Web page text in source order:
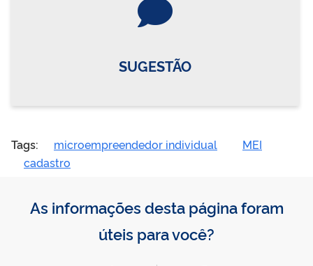
SUGESTÃO
Tags: microempreendedor individual
MEI
cadastro
As informações desta página foram
úteis para você?